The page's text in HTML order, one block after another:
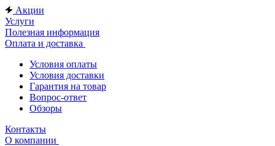
Акции
Услуги
Полезная информация
Оплата и доставка
Условия оплаты
Условия доставки
Гарантия на товар
Вопрос-ответ
Обзоры
Контакты
О компании